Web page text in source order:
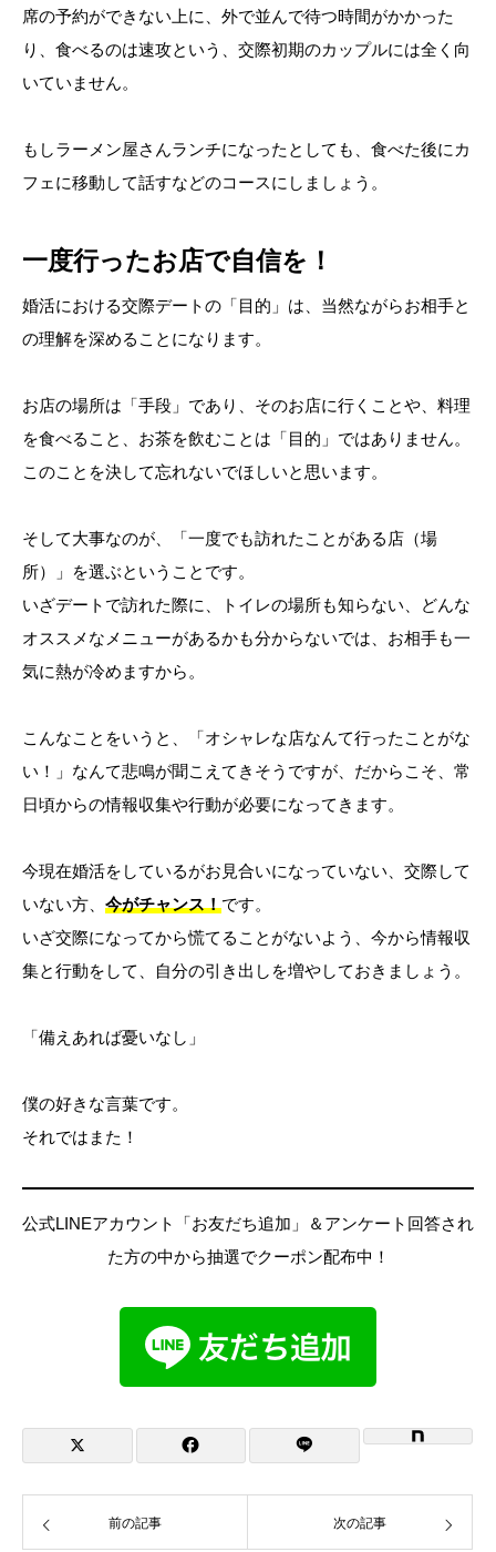
席の予約ができない上に、外で並んで待つ時間がかかった
り、食べるのは速攻という、交際初期のカップルには全く向
いていません。
もしラーメン屋さんランチになったとしても、食べた後にカ
フェに移動して話すなどのコースにしましょう。
一度行ったお店で自信を！
婚活における交際デートの「目的」は、当然ながらお相手と
の理解を深めることになります。
お店の場所は「手段」であり、そのお店に行くことや、料理
を食べること、お茶を飲むことは「目的」ではありません。
このことを決して忘れないでほしいと思います。
そして大事なのが、「一度でも訪れたことがある店（場
所）」を選ぶということです。
いざデートで訪れた際に、トイレの場所も知らない、どんな
オススメなメニューがあるかも分からないでは、お相手も一
気に熱が冷めますから。
こんなことをいうと、「オシャレな店なんて行ったことがな
い！」なんて悲鳴が聞こえてきそうですが、だからこそ、常
日頃からの情報収集や行動が必要になってきます。
今現在婚活をしているがお見合いになっていない、交際して
いない方、 今がチャンス！です。
いざ交際になってから慌てることがないよう、今から情報収
集と行動をして、自分の引き出しを増やしておきましょう。
「備えあれば憂いなし」
僕の好きな言葉です。
それではまた！
公式LINEアカウント「お友だち追加」＆アンケート回答され
た方の中から抽選でクーポン配布中！
前の記事 次の記事